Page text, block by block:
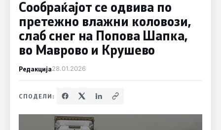
Сообраќајот се одвива по
претежно влажни коловози,
слаб снег на Попова Шапка,
во Маврово и Крушево
Редакција28.01.2026
СПОДЕЛИ: